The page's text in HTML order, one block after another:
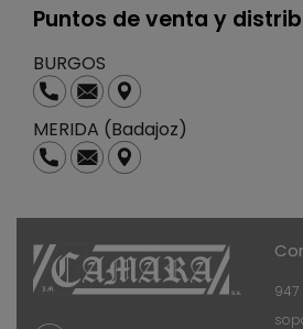
Puntos de venta y
BURGOS
MERIDA (Badajoz)
947